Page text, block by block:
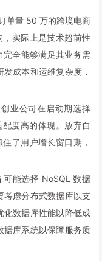
单量 50 万的跨境电商
实际上是技术超前性
全能够满足其业务需
成本和运维复杂度，
业公司在启动期选择
度高的体现。放弃自
了用户增长窗口期，
能选择 NoSQL 数据
考虑分布式数据库以支
化数据库性能以降低成
据库系统以保障服务质